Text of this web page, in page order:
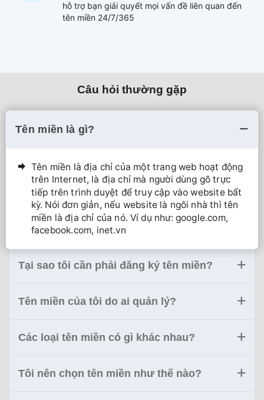
hỗ trợ bạn giải quyết mọi vấn đề liên quan đến
tên miền 24/7/365
Câu hỏi thường gặp
Tên miền là gì?
Tên miền là địa chỉ của một trang web hoạt động
trên Internet, là địa chỉ mà người dùng gõ trực
tiếp trên trình duyệt để truy cập vào website bất
kỳ. Nói đơn giản, nếu website là ngôi nhà thì tên
miền là địa chỉ của nó. Ví dụ như: google.com,
facebook.com, inet.vn
Tại sao tôi cần phải đăng ký tên miền?
Tên miền của tôi do ai quản lý?
Các loại tên miền có gì khác nhau?
Tôi nên chọn tên miền như thế nào?